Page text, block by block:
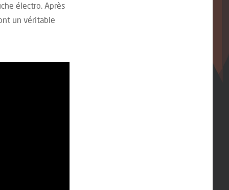
électro. Après
un véritable